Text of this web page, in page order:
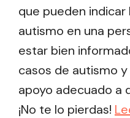
que pueden
autismo en una
estar bien
casos de autismo
apoyo adecuado a
¡No te lo pierdas!